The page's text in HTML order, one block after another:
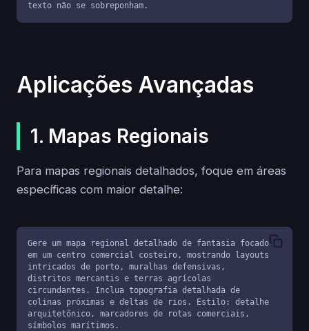
texto não se sobreponham.
Aplicações Avançadas
1. Mapas Regionais
Para mapas regionais detalhados, foque em áreas
específicas com maior detalhe:
Gere um mapa regional detalhado de fantasia focado
em um centro comercial costeiro, mostrando layouts
intricados de porto, muralhas defensivas,
distritos mercantis e terras agrícolas
circundantes. Inclua topografia detalhada de
colinas próximas e deltas de rios. Estilo: detalhe
arquitetônico, marcadores de rotas comerciais,
símbolos marítimos.